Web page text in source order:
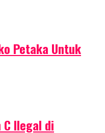
Petaka Untuk
C Ilegal di